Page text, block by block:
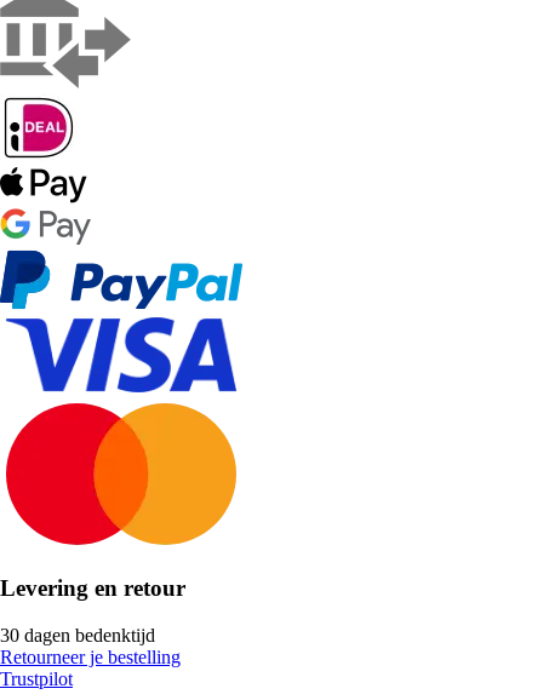
Levering en retour
30 dagen bedenktijd
Retourneer je bestelling
Trustpilot